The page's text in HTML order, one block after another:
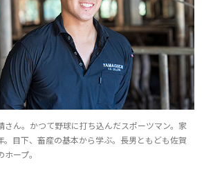
さん。かつて野球に打ち込んだスポーツマン。家
。目下、畜産の基本から学ぶ。長男ともども佐賀
ープ。